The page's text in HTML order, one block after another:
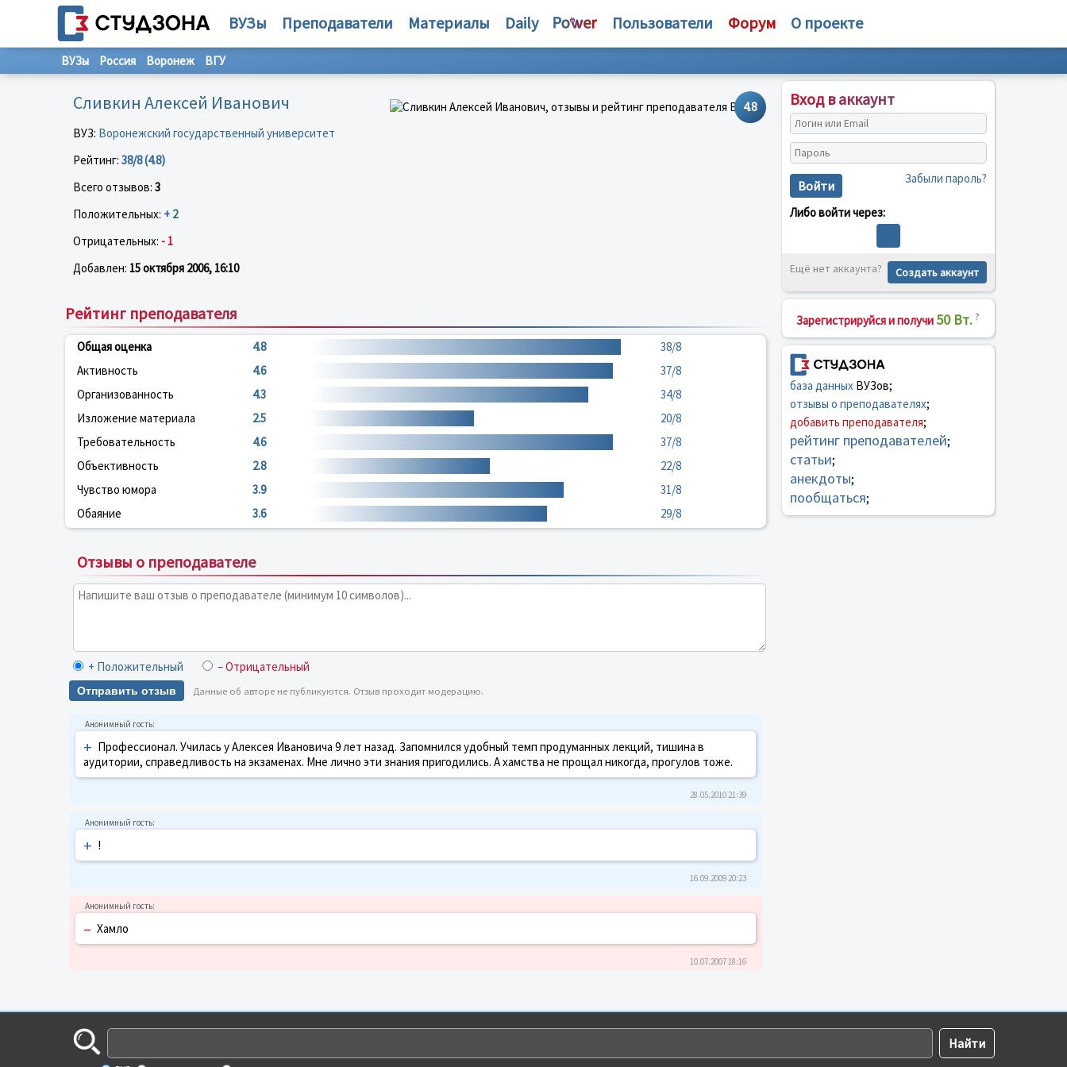
ВУЗы Преподаватели Материалы Daily Пользователи Форум О проекте
ВУЗы Россия Воронеж ВГУ
4.8
Сливкин Алексей Иванович
ВУЗ: Воронежский государственный университет
Рейтинг: 38/8 (4.8)
Всего отзывов: 3
Положительных: + 2
Отрицательных: - 1
Добавлен: 15 октября 2006, 16:10
Рейтинг преподавателя
Общая оценка 4.8
38/8
Активность
4.6
37/8
Организованность
4.3
34/8
Изложение материала
2.5
20/8
Требовательность
4.6
37/8
Объективность
2.8
22/8
Чувство юмора
3.9
31/8
Обаяние
3.6 29/8
Отзывы о преподавателе
+ Положительный – Отрицательный
Отправить отзыв Данные об авторе не публикуются. Отзыв проходит модерацию.
+ Профессионал. Училась у Алексея Ивановича 9 лет назад. Запомнился удобный темп продуманных лекций, тишина в
аудитории, справедливость на экзаменах. Мне лично эти знания пригодились. А хамства не прощал никогда, прогулов тоже.
28.05.2010 21:39
+ !
16.09.2009 20:23
– Хамло
10.07.2007 18:16
Вход в аккаунт
Войти Забыли пароль?
Либо войти через:
Ещё нет аккаунта? Создать аккаунт
Зарегистрируйся и получи 50 Вт. ?
база данныхВУЗов;
отзывы о преподавателях;
добавить преподавателя;
рейтинг преподавателей;
статьи;
анекдоты;
пообщаться;